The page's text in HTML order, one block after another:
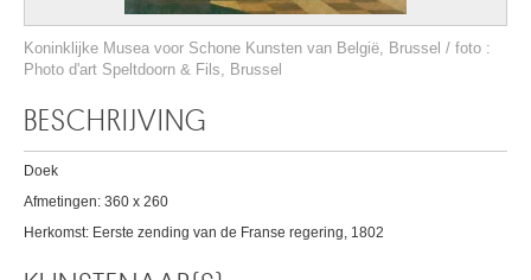
Koninklijke Musea voor Schone Kunsten van België, Brussel / foto :
Photo d'art Speltdoorn & Fils, Brussel
BESCHRIJVING
Doek
Afmetingen: 360 x 260
Herkomst: Eerste zending van de Franse regering, 1802